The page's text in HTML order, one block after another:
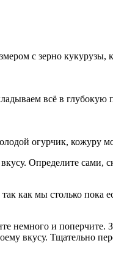
с зерно
всё в глубокую
огурчик,
Определите сами,
как мы столько пока
немного и
вкусу. Тщательно